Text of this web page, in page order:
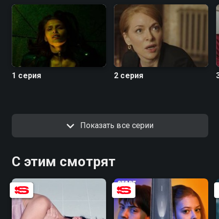
1 серия 2 серия
Показать все серии
С этим смотрят